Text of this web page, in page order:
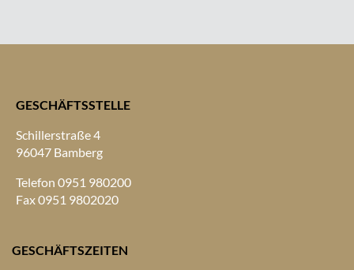
GESCHÄFTSSTELLE
Schillerstraße 4
96047 Bamberg
Telefon 0951 980200
Fax 0951 9802020
GESCHÄFTSZEITEN